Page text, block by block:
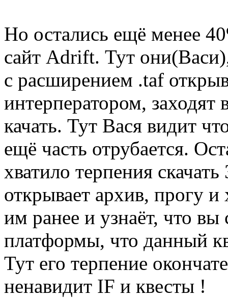
Но остались ещё менее
сайт Adrift. Тут
с расширением .taf
интерператором, заходят
качать. Тут Вася видит
ещё часть отрубается.
хватило терпения
открывает архив, прогу и
им ранее и узнаёт, что вы
платформы, что данный
Тут его терпение
ненавидит IF и квесты !